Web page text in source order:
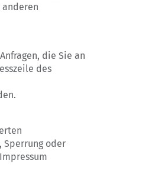
anderen
die Sie an
des
Sperrung oder